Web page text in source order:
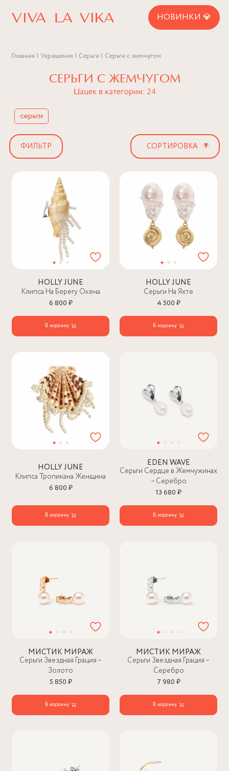
НОВИНКИ 💎
Главная Украшения Серьги Серьги с жемчугом
СЕРЬГИ С ЖЕМЧУГОМ
Цацек в категории: 24
серьги
ФИЛЬТР ▾
HOLLY JUNE
Клипса На Берегу Окена
6 800 ₽
В корзину
HOLLY JUNE
Серьги На Яхте
4 500 ₽
В корзину
HOLLY JUNE
Клипса Тропикана Женщина
6 800 ₽
В корзину
EDEN WAVE
Серьги Сердце в Жемчужинах
– Серебро
13 680 ₽
В корзину
МИСТИК МИРАЖ
Серьги Звездная Грация –
Золото
5 850 ₽
В корзину
МИСТИК МИРАЖ
Серьги Звездная Грация –
Серебро
7 980 ₽
В корзину